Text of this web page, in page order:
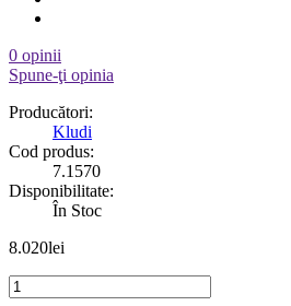
0 opinii
Spune-ţi opinia
Producători:
Kludi
Cod produs:
7.1570
Disponibilitate:
În Stoc
8.020lei